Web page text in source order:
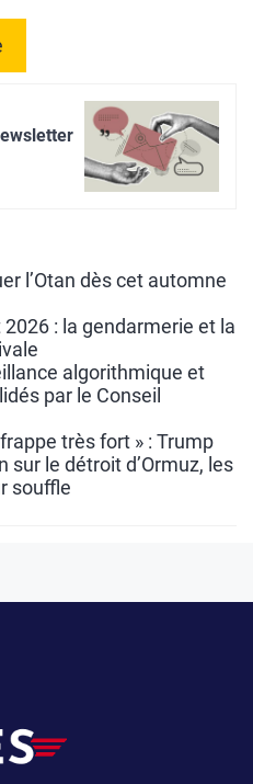
l’Otan dès cet automne
: la gendarmerie et la
algorithmique et
par le Conseil
très fort » : Trump
sur le détroit d’Ormuz, les
souffle